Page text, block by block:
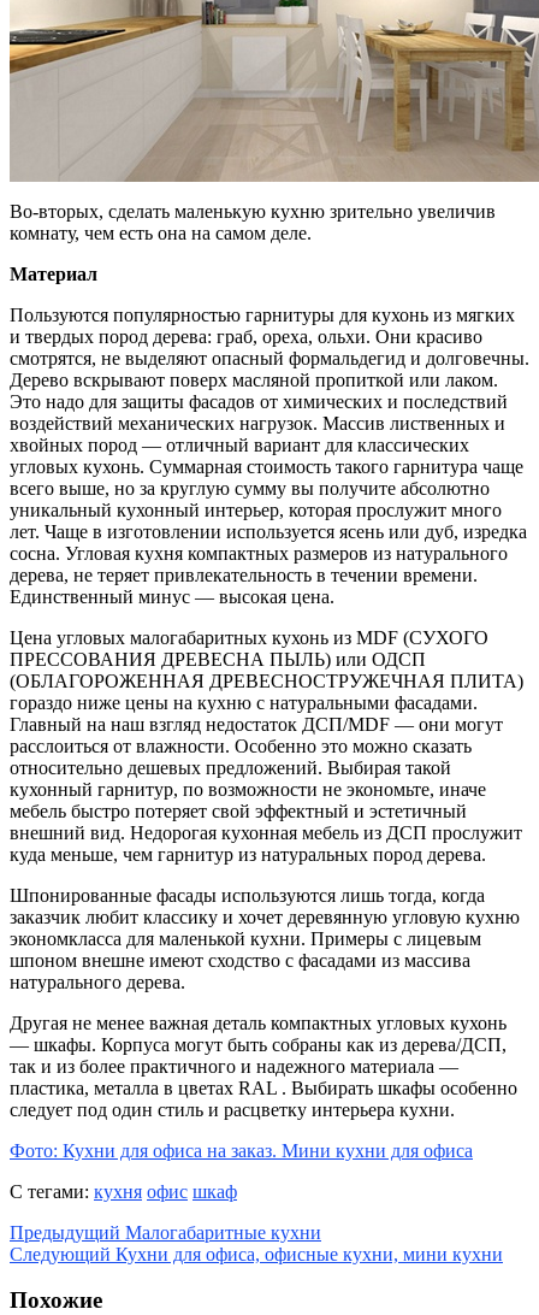
Во-вторых, сделать маленькую кухню зрительно увеличив
комнату, чем есть она на самом деле.
Материал
Пользуются популярностью гарнитуры для кухонь из мягких
и твердых пород дерева: граб, ореха, ольхи. Они красиво
смотрятся, не выделяют опасный формальдегид и долговечны.
Дерево вскрывают поверх масляной пропиткой или лаком.
Это надо для защиты фасадов от химических и последствий
воздействий механических нагрузок. Массив лиственных и
хвойных пород — отличный вариант для классических
угловых кухонь. Суммарная стоимость такого гарнитура чаще
всего выше, но за круглую сумму вы получите абсолютно
уникальный кухонный интерьер, которая прослужит много
лет. Чаще в изготовлении используется ясень или дуб, изредка
сосна. Угловая кухня компактных размеров из натурального
дерева, не теряет привлекательность в течении времени.
Единственный минус — высокая цена.
Цена угловых малогабаритных кухонь из MDF (СУХОГО
ПРЕССОВАНИЯ ДРЕВЕСНА ПЫЛЬ) или ОДСП
(ОБЛАГОРОЖЕННАЯ ДРЕВЕСНОСТРУЖЕЧНАЯ ПЛИТА)
гораздо ниже цены на кухню с натуральными фасадами.
Главный на наш взгляд недостаток ДСП/MDF — они могут
расслоиться от влажности. Особенно это можно сказать
относительно дешевых предложений. Выбирая такой
кухонный гарнитур, по возможности не экономьте, иначе
мебель быстро потеряет свой эффектный и эстетичный
внешний вид. Недорогая кухонная мебель из ДСП прослужит
куда меньше, чем гарнитур из натуральных пород дерева.
Шпонированные фасады используются лишь тогда, когда
заказчик любит классику и хочет деревянную угловую кухню
экономкласса для маленькой кухни. Примеры с лицевым
шпоном внешне имеют сходство с фасадами из массива
натурального дерева.
Другая не менее важная деталь компактных угловых кухонь
— шкафы. Корпуса могут быть собраны как из дерева/ДСП,
так и из более практичного и надежного материала —
пластика, металла в цветах RAL . Выбирать шкафы особенно
следует под один стиль и расцветку интерьера кухни.
Фото: Кухни для офиса на заказ. Мини кухни для офиса
С тегами: кухня офис шкаф
Предыдущий Малогабаритные кухни
Следующий Кухни для офиса, офисные кухни, мини кухни
Похожие